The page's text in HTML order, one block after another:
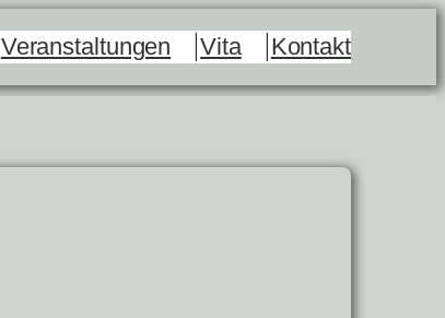
Veranstaltungen Vita Kontakt